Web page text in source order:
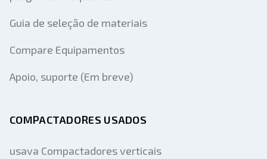
Guia de seleção de materiais
Compare Equipamentos
Apoio, suporte (Em breve)
COMPACTADORES USADOS
usava Compactadores verticais